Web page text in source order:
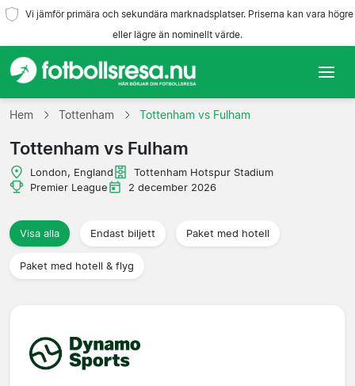
Vi jämför primära och sekundära marknadsplatser. Priserna kan vara högre
eller lägre än nominellt värde.
Hem
Lag
Ligor
Resebyråer
Hem Tottenham Tottenham vs Fulham
Tottenham vs Fulham
London, England
Tottenham Hotspur Stadium
Premier League
2 december 2026
Visa alla Endast biljett Paket med hotell
Paket med hotell & flyg